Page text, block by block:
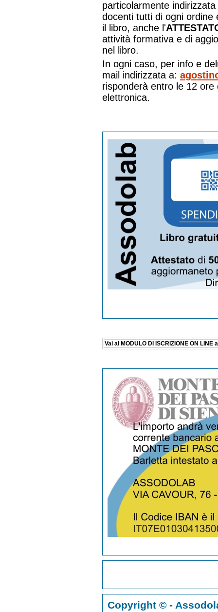
particolarmente
docenti tutti di ogni ordine
il libro, anche l'
attività formativa e di
nel libro.
In ogni caso, per info e
mail indirizzata a:
risponderà entro le 12
elettronica.
Vai al MODULO DI ISCRIZIONE ON
Copyright © -